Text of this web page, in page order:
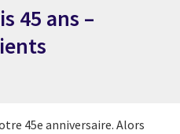
45 ans –
45e anniversaire. Alors